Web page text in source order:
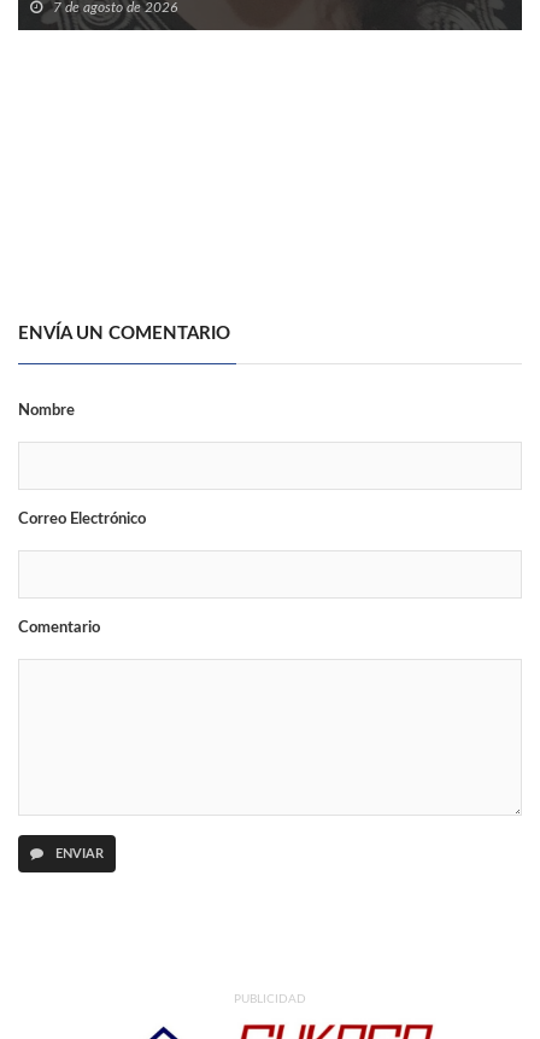
7 de agosto de 2026
ENVÍA UN COMENTARIO
Nombre
Correo Electrónico
Comentario
ENVIAR
PUBLICIDAD